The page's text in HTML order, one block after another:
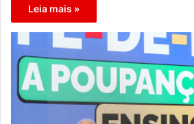
Leia mais »